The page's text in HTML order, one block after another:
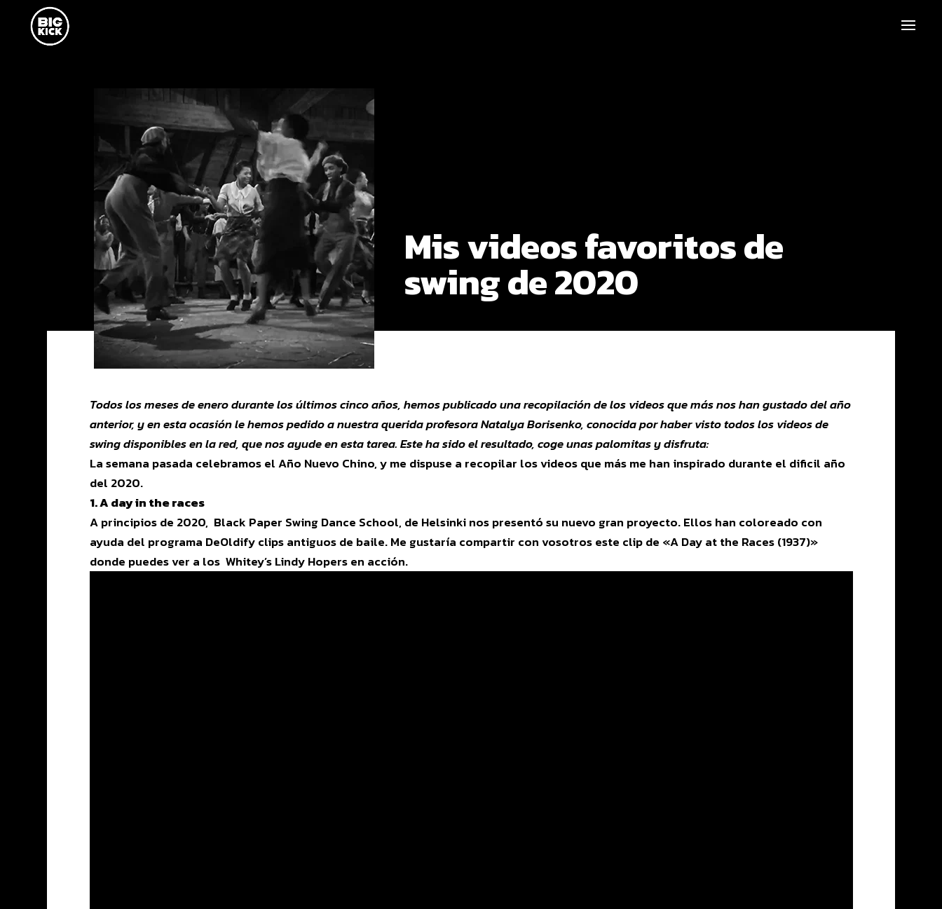
Mis videos favoritos de
swing de 2020
Todos los meses de enero durante los últimos cinco años, hemos publicado una recopilación de los videos que más nos han gustado del año
anterior, y en esta ocasión le hemos pedido a nuestra querida profesora Natalya Borisenko, conocida por haber visto todos los videos de
swing disponibles en la red, que nos ayude en esta tarea. Este ha sido el resultado, coge unas palomitas y disfruta:
La semana pasada celebramos el Año Nuevo Chino, y me dispuse a recopilar los videos que más me han inspirado durante el dificil año
del 2020.
1. A day in the races
A principios de 2020, Black Paper Swing Dance School, de Helsinki nos presentó su nuevo gran proyecto. Ellos han coloreado con
ayuda del programa DeOldify clips antiguos de baile. Me gustaría compartir con vosotros este clip de «A Day at the Races (1937)»
donde puedes ver a los Whitey’s Lindy Hopers en acción.